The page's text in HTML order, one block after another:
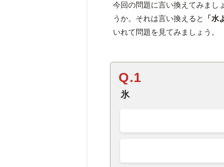
今回の問題に言い換えてみまし
うか。それは言い換えると
「水
いれて問題を見てみましょう。
Q.1
氷